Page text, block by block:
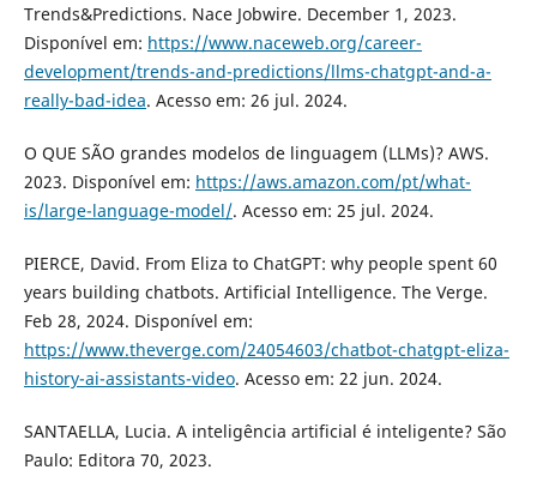
Trends&Predictions. Nace Jobwire. December 1, 2023.
Disponível em: https://www.naceweb.org/career-
development/trends-and-predictions/llms-chatgpt-and-a-
really-bad-idea. Acesso em: 26 jul. 2024.
O QUE SÃO grandes modelos de linguagem (LLMs)? AWS.
2023. Disponível em: https://aws.amazon.com/pt/what-
is/large-language-model/. Acesso em: 25 jul. 2024.
PIERCE, David. From Eliza to ChatGPT: why people spent 60
years building chatbots. Artificial Intelligence. The Verge.
Feb 28, 2024. Disponível em:
https://www.theverge.com/24054603/chatbot-chatgpt-eliza-
history-ai-assistants-video. Acesso em: 22 jun. 2024.
SANTAELLA, Lucia. A inteligência artificial é inteligente? São
Paulo: Editora 70, 2023.